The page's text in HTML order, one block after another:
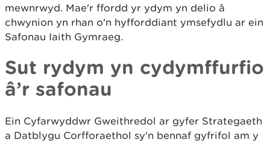
mewnrwyd. Mae'r ffordd yr ydym yn delio â
chwynion yn rhan o'n hyfforddiant ymsefydlu ar ein
Safonau Iaith Gymraeg.
Sut rydym yn cydymffurfio
â’r safonau
Ein Cyfarwyddwr Gweithredol ar gyfer Strategaeth
a Datblygu Corfforaethol sy'n bennaf gyfrifol am y